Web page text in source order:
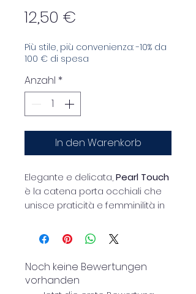
12,50 €
Più stile, più convenienza: -10% da
100 € di spesa
Anzahl *
In den Warenkorb
Elegante e delicata,Pearl Touch
è la catena porta occhiali che
unisce praticità e femminilità in
Realizzata in
ottone con perline
decorative
, dona luce e un
tocco sofisticato ai tuoi occhiali,
trasformandoli in un dettaglio di
stile da indossare ogni giorno.
Noch keine Bewertungen
vorhanden